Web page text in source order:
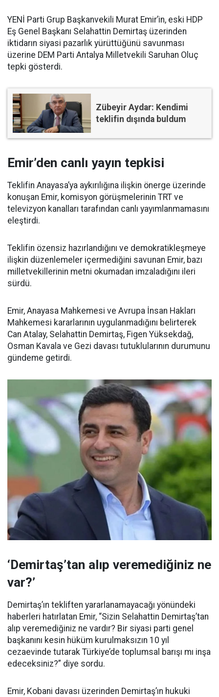
YENİ Parti Grup Başkanvekili Murat Emir’in, eski HDP
Eş Genel Başkanı Selahattin Demirtaş üzerinden
iktidarın siyasi pazarlık yürüttüğünü savunması
üzerine DEM Parti Antalya Milletvekili Saruhan Oluç
tepki gösterdi.
Zübeyir Aydar: Kendimi
teklifin dışında buldum
Emir’den canlı yayın tepkisi
Teklifin Anayasa’ya aykırılığına ilişkin önerge üzerinde
konuşan Emir, komisyon görüşmelerinin TRT ve
televizyon kanalları tarafından canlı yayımlanmamasını
eleştirdi.
Teklifin özensiz hazırlandığını ve demokratikleşmeye
ilişkin düzenlemeler içermediğini savunan Emir, bazı
milletvekillerinin metni okumadan imzaladığını ileri
sürdü.
Emir, Anayasa Mahkemesi ve Avrupa İnsan Hakları
Mahkemesi kararlarının uygulanmadığını belirterek
Can Atalay, Selahattin Demirtaş, Figen Yüksekdağ,
Osman Kavala ve Gezi davası tutuklularının durumunu
gündeme getirdi.
‘Demirtaş’tan alıp veremediğiniz ne
var?’
Demirtaş’ın tekliften yararlanamayacağı yönündeki
haberleri hatırlatan Emir, “Sizin Selahattin Demirtaş’tan
alıp veremediğiniz ne vardır? Bir siyasi parti genel
başkanını kesin hüküm kurulmaksızın 10 yıl
cezaevinde tutarak Türkiye’de toplumsal barışı mı inşa
edeceksiniz?” diye sordu.
Emir, Kobani davası üzerinden Demirtaş’ın hukuki